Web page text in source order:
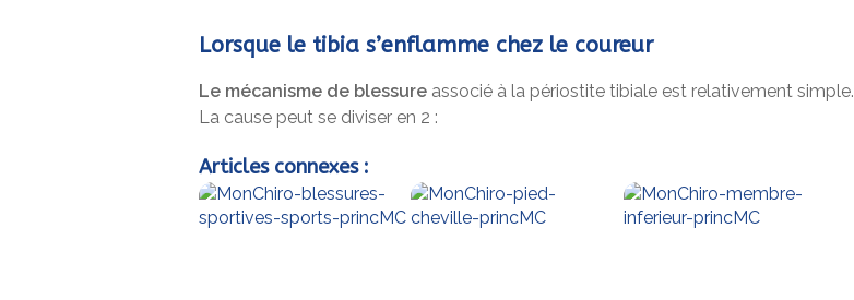
Lorsque le tibia s’enflamme chez le coureur
Le mécanisme de blessure associé à la périostite tibiale est relativement simple.
La cause peut se diviser en 2 :
Articles connexes :